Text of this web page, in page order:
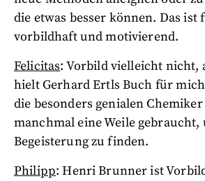
die etwas besser können. Das ist
vorbildhaft und motivierend.
Felicitas: Vorbild vielleicht nicht,
hielt Gerhard Ertls Buch für
die besonders genialen
manchmal eine Weile
Begeisterung zu finden.
Philipp: Henri Brunner ist